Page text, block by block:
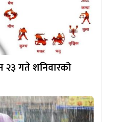
गते शनिवारको